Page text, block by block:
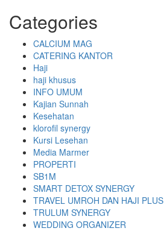
Categories
CALCIUM MAG
CATERING KANTOR
Haji
haji khusus
INFO UMUM
Kajian Sunnah
Kesehatan
klorofil synergy
Kursi Lesehan
Media Marmer
PROPERTI
SB1M
SMART DETOX SYNERGY
TRAVEL UMROH DAN HAJI PLUS
TRULUM SYNERGY
WEDDING ORGANIZER